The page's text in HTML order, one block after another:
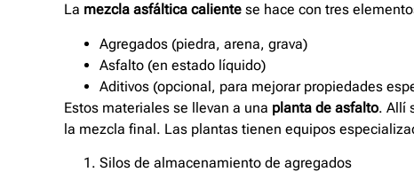
La mezcla asfáltica caliente se hace con tres
Agregados (piedra, arena, grava)
Asfalto (en estado líquido)
Aditivos (opcional, para mejorar propiedades
Estos materiales se llevan a una planta de asfalto. Allí
la mezcla final. Las plantas tienen equipos
Silos de almacenamiento de agregados